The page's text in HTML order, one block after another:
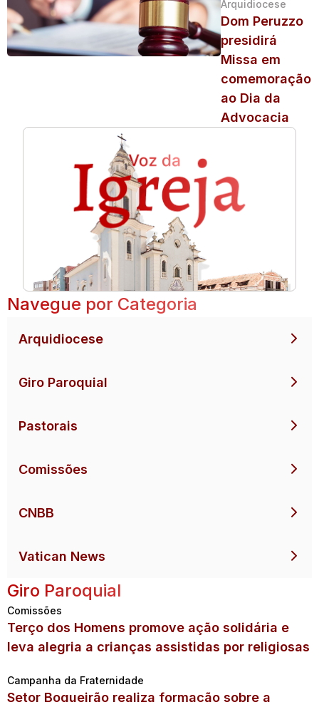
Arquidiocese
Dom Peruzzo
presidirá
Missa em
comemoração
ao Dia da
Advocacia
Navegue por Categoria
Arquidiocese
Giro Paroquial
Pastorais
Comissões
CNBB
Vatican News
Giro Paroquial
Comissões
Terço dos Homens promove ação solidária e
leva alegria a crianças assistidas por religiosas
Campanha da Fraternidade
Setor Boqueirão realiza formação sobre a